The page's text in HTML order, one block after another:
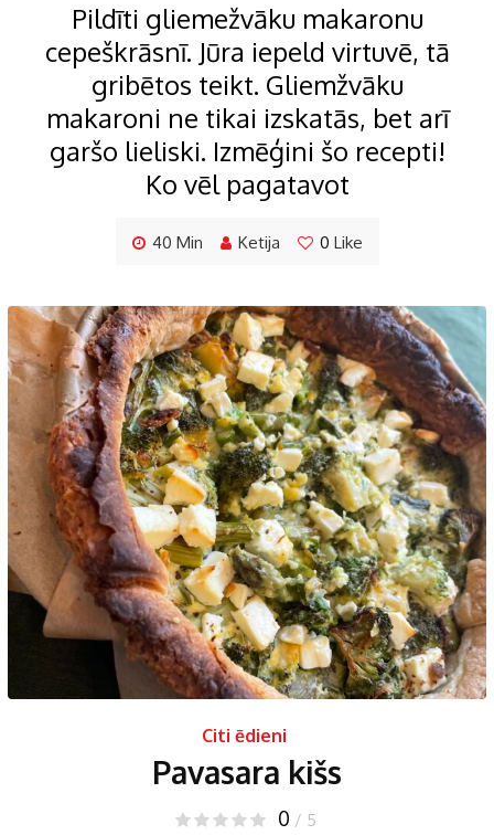
Pildīti gliemežvāku makaronu
cepeškrāsnī. Jūra iepeld virtuvē, tā
gribētos teikt. Gliemžvāku
makaroni ne tikai izskatās, bet arī
garšo lieliski. Izmēģini šo recepti!
Ko vēl pagatavot
40 Min Ketija 0 Like
Citi ēdieni
Pavasara kišs
0 / 5